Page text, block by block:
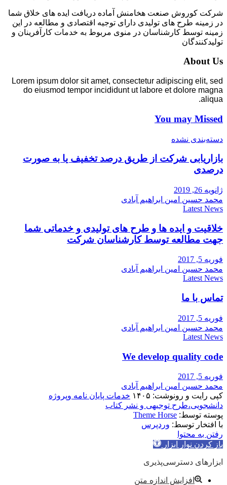
شرکت کوروش صنعت هخامنش آماده دریافت ایده های خلاق شما
در زمینه طرح های تولیدی دارای توجیه اقتصادی و مطالعه در این
زمینه توسط کارشناسان در منوی مربوط به خدمات کارآفرینان و
تولیدکنندگان
About Us
Lorem ipsum dolor sit amet, consectetur adipiscing elit, sed
do eiusmod tempor incididunt ut labore et dolore magna
aliqua.
You may Missed
دسته‌بندی نشده
بازاریابی شرکت از طریق درصد تخفیف یا به صورت
درصدی
ژانویه 26, 2019
محمد حسین امین ابراهیم آبادی
Latest News
خلاقیت و ایده ها و طرح های تولیدی و خدماتی شما
جهت مطالعه توسط کارشناسان شرکت
فوریه 5, 2017
محمد حسین امین ابراهیم آبادی
Latest News
تماس با ما
فوریه 5, 2017
محمد حسین امین ابراهیم آبادی
Latest News
We develop quality code
فوریه 5, 2017
محمد حسین امین ابراهیم آبادی
کپی رایت و رونوشت: ۱۴۰۵
خدمات پایان نامه وپروژه
دانشجویی،طرح توجیهی و نشر کتاب
پوسته توسط: Theme Horse
با افتخار توسط: وردپرس
رفتن به محتوا
باز کردن نوار ابزار
ابزارهای دسترسی‌پذیری
افزایش اندازه متن